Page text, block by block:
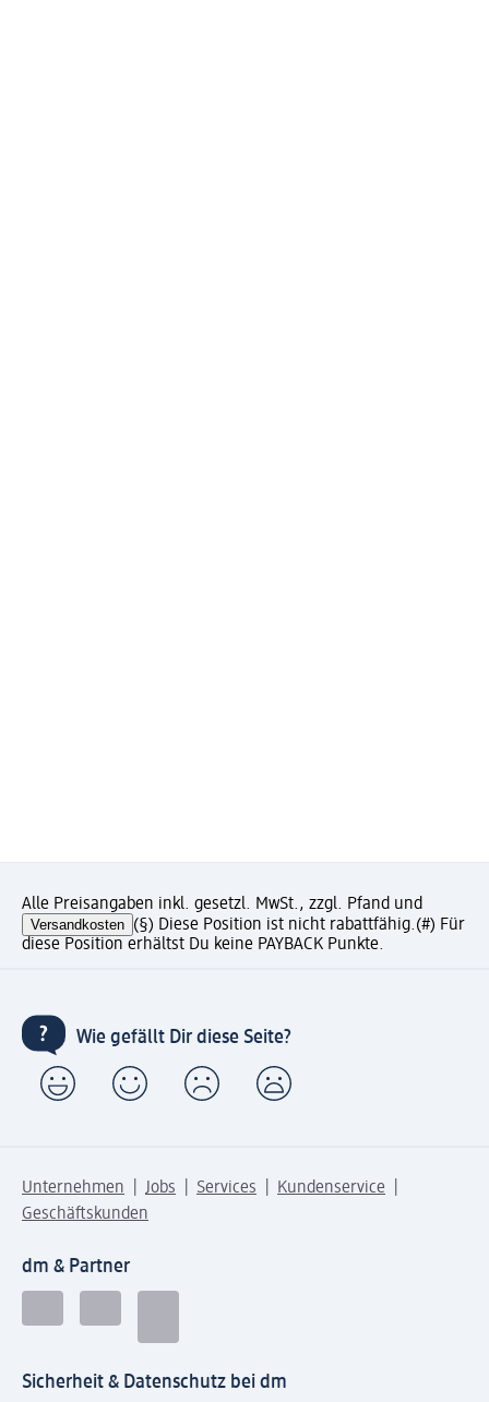
Alle Preisangaben inkl. gesetzl. MwSt., zzgl. Pfand und
Versandkosten (§) Diese Position ist nicht rabattfähig.(#) Für
diese Position erhältst Du keine PAYBACK Punkte.
Wie gefällt Dir diese Seite?
Unternehmen Jobs Services
Kundenservice
Geschäftskunden
dm & Partner
Sicherheit & Datenschutz bei dm